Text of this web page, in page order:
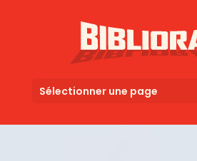
Sélectionner une page